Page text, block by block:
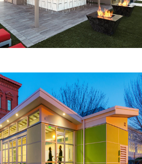
VIDA Fitness